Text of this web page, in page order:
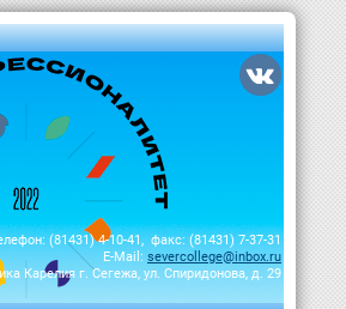
(81431) 4-10-41, факс: (81431) 7-37-31
E-Mail: severcollege@inbox.ru
Карелия г. Сегежа, ул. Спиридонова, д. 29